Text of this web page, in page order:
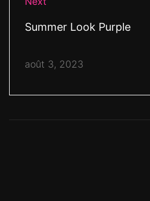
Summer Look Purple
août 3, 2023